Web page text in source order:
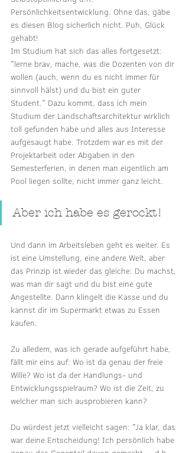
Persönlichkeitsentwicklung. Ohne das, gäbe
es diesen Blog sicherlich nicht. Puh, Glück
gehabt!
Im Studium hat sich das alles fortgesetzt:
"lerne brav, mache, was die Dozenten von dir
wollen (auch, wenn du es nicht immer für
sinnvoll hälst) und du bist ein guter
Student." Dazu kommt, dass ich mein
Studium der Landschaftsarchitektur wirklich
toll gefunden habe und alles aus Interesse
aufgesaugt habe. Trotzdem war es mit der
Projektarbeit oder Abgaben in den
Semesterferien, in denen man eigentlich am
Pool liegen sollte, nicht immer ganz leicht.
Aber ich habe es gerockt!
Und dann im Arbeitsleben geht es weiter. Es
ist eine Umstellung, eine andere Welt, aber
das Prinzip ist wieder das gleiche: Du machst,
was man dir sagt und du bist eine gute
Angestellte. Dann klingelt die Kasse und du
kannst dir im Supermarkt etwas zu Essen
kaufen.
Zu alledem, was ich gerade aufgeführt habe,
fällt mir eins auf: Wo ist da genau der freie
Wille? Wo ist da der Handlungs- und
Entwicklungsspielraum? Wo ist die Zeit, zu
welcher man sich ausprobieren kann?
Du würdest jetzt vielleicht sagen: "Ja klar, das
war deine Entscheidung! Ich persönlich habe